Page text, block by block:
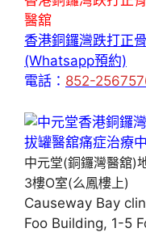
醫舘
香港銅鑼灣跌打正
(Whatsapp預約)
電話： 852-
中元堂(銅鑼灣醫舘)
3樓O室(么鳳樓上)
Causeway Bay
Foo Building, 1-5